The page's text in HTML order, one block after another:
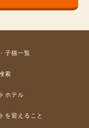
子猫一覧
索
ホテル
を迎えること